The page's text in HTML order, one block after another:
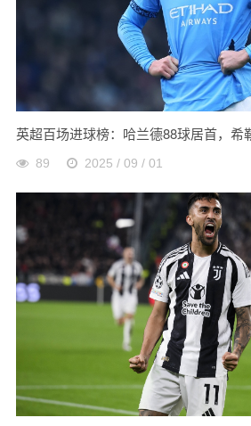
英超百场进球榜：哈兰德88球居首，希
89 2025 / 09 / 01